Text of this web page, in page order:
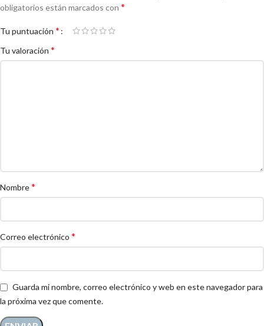
obligatorios están marcados con *
Tu puntuación *
Tu valoración *
Nombre*
Correo electrónico *
Guarda mi nombre, correo electrónico y web en este navegador para
la próxima vez que comente.